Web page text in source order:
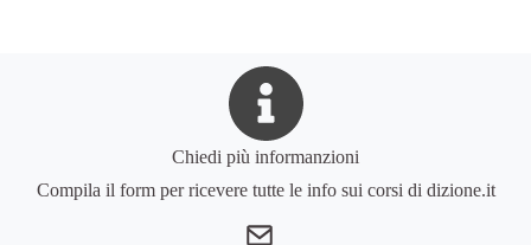
Chiedi più informanzioni
Compila il form per ricevere tutte le info sui corsi di dizione.it